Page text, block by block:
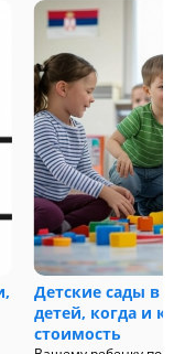
Детские сады в
детей, когда и
стоимость